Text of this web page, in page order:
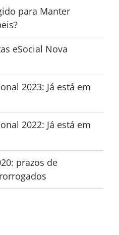
para Manter
eSocial Nova
2023: Já está em
2022: Já está em
prazos de